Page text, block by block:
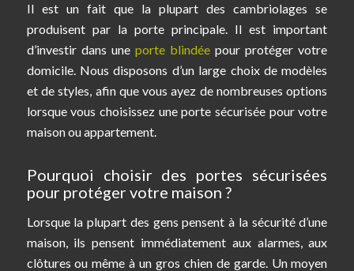
Il est un fait que la plupart des cambriolages se
produisent par la porte principale. Il est important
d’investir dans une porte blindée pour protéger votre
domicile. Nous disposons d’un large choix de modèles
et de styles, afin que vous ayez de nombreuses options
lorsque vous choisissez une porte sécurisée pour votre
maison ou appartement.
Pourquoi choisir des portes sécurisées
pour protéger votre maison ?
Lorsque la plupart des gens pensent à la sécurité d’une
maison, ils pensent immédiatement aux alarmes, aux
clôtures ou même à un gros chien de garde. Un moyen